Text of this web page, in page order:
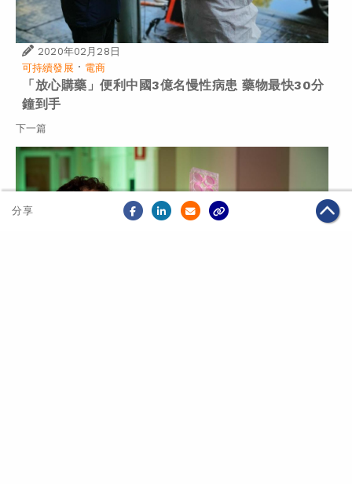
分享
2020年02月28日
可持續發展 · 電商
「放心購藥」便利中國3億名慢性病患 藥物最快30分
鐘到手
下一篇